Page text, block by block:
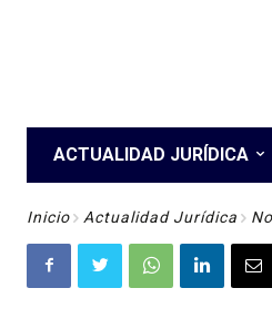
ACTUALIDAD JURÍDICA
Inicio Actualidad Jurídica